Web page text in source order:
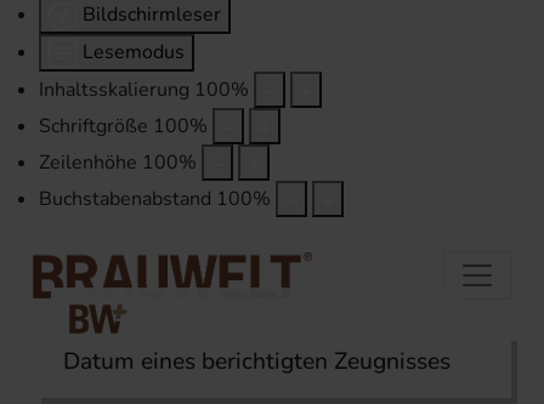
Bildschirmleser
Lesemodus
Inhaltsskalierung 100%
Schriftgröße 100%
Zeilenhöhe 100%
Buchstabenabstand 100%
Startseite Themen Recht
Datum eines berichtigten Zeugnisses